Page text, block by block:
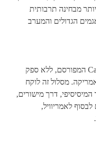
מבחינה תרבותית
הגדולים והמערב
משיקגו, תחליף רכבת ל-California Zephyr המפורסם, ללא ספק
מסלול זה לוקח
דרך מישורים,
לאמריוויל,